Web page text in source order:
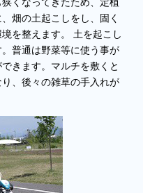
畑の土起こしをし、固く
を整えます。 土を起こし
普通は野菜等に使う事が
きます。マルチを敷くと
、後々の雑草の手入れが